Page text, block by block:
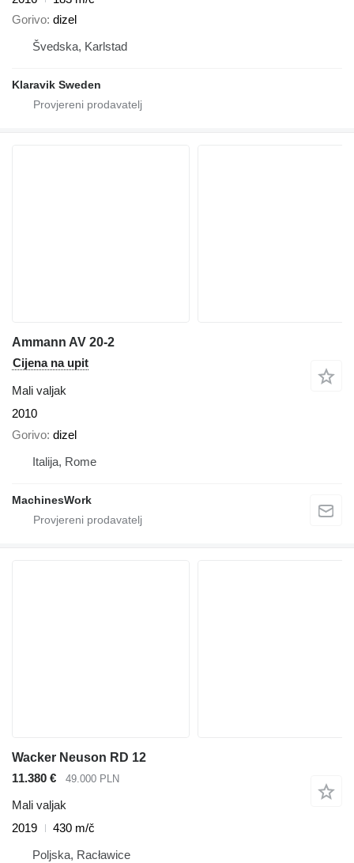
Gorivo dizel
Švedska, Karlstad
Klaravik Sweden
Ammann AV 20-2
Cijena na upit
Mali valjak
2010
Gorivo dizel
Italija, Rome
MachinesWork
Wacker Neuson RD 12
11.380 €
49.000 PLN
Mali valjak
2019
430 m/č
Poljska, Racławice